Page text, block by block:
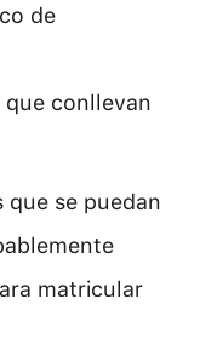
de
conllevan
que se puedan
matricular